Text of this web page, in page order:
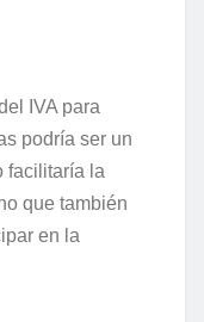
IVA para
podría ser un
facilitaría la
que también
en la